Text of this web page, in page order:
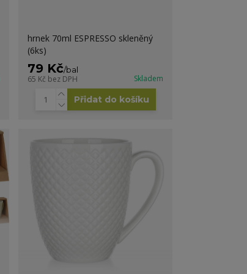
hrnek 70ml ESPRESSO skleněný
(6ks)
79 Kč/bal
65 Kč bez DPH Skladem
Přidat do košíku